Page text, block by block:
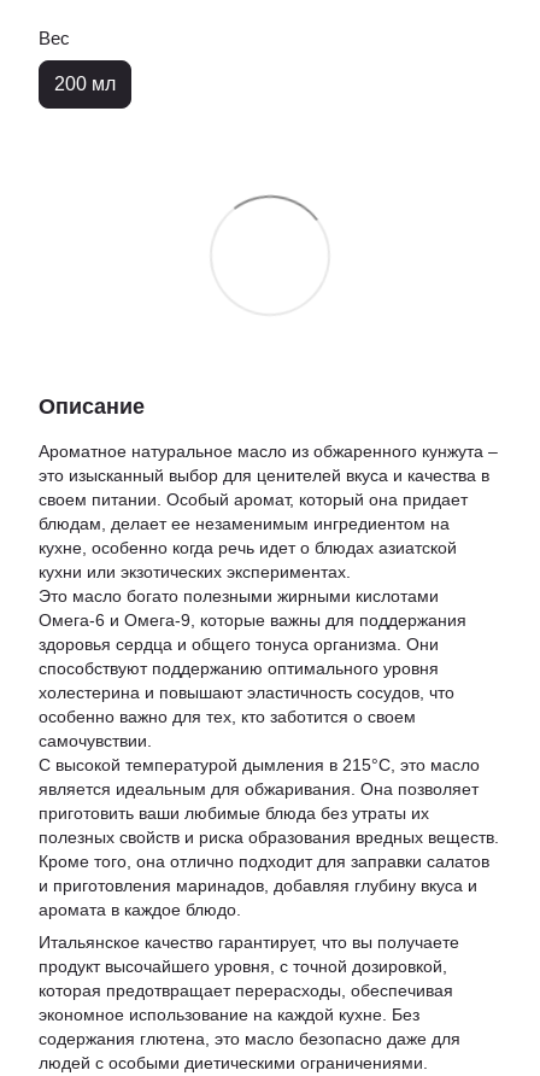
Вес
200 мл
Описание
Ароматное натуральное масло из обжаренного кунжута –
это изысканный выбор для ценителей вкуса и качества в
своем питании. Особый аромат, который она придает
блюдам, делает ее незаменимым ингредиентом на
кухне, особенно когда речь идет о блюдах азиатской
кухни или экзотических экспериментах.
Это масло богато полезными жирными кислотами
Омега-6 и Омега-9, которые важны для поддержания
здоровья сердца и общего тонуса организма. Они
способствуют поддержанию оптимального уровня
холестерина и повышают эластичность сосудов, что
особенно важно для тех, кто заботится о своем
самочувствии.
С высокой температурой дымления в 215°C, это масло
является идеальным для обжаривания. Она позволяет
приготовить ваши любимые блюда без утраты их
полезных свойств и риска образования вредных веществ.
Кроме того, она отлично подходит для заправки салатов
и приготовления маринадов, добавляя глубину вкуса и
аромата в каждое блюдо.
Итальянское качество гарантирует, что вы получаете
продукт высочайшего уровня, с точной дозировкой,
которая предотвращает перерасходы, обеспечивая
экономное использование на каждой кухне. Без
содержания глютена, это масло безопасно даже для
людей с особыми диетическими ограничениями.